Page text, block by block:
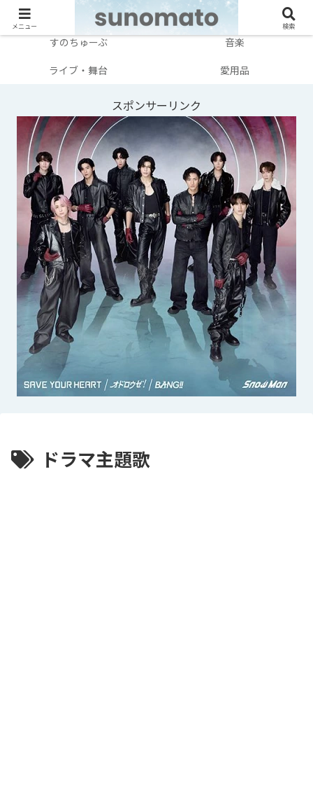
メンバー別
テレビ・映画
すのちゅーぶ
音楽
ライブ・舞台
愛用品
スポンサーリンク
ドラマ主題歌
メニュー 検索